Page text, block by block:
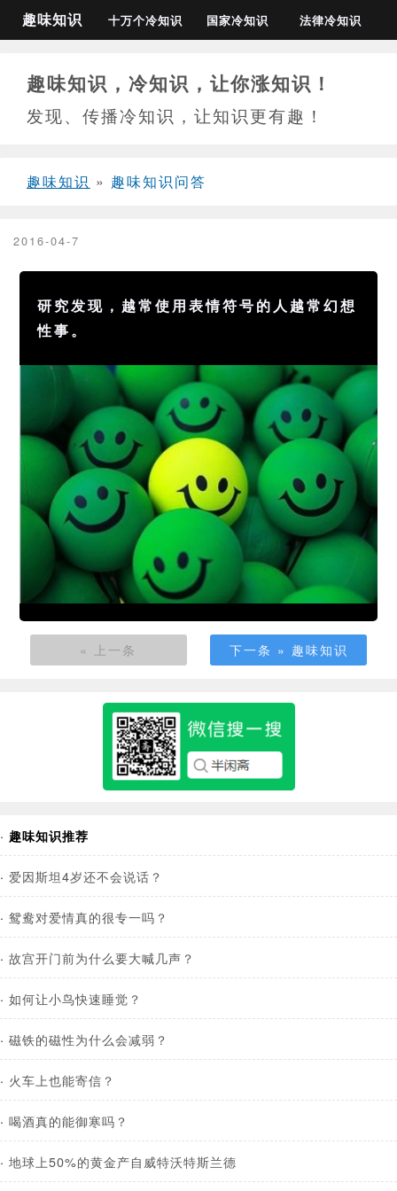
趣味知识 十万个冷知识 国家冷知识 法律冷知识
趣味知识，冷知识，让你涨知识！
发现、传播冷知识，让知识更有趣！
趣味知识 » 趣味知识问答
2016-04-7
研究发现，越常使用表情符号的人越常幻想
性事。
« 上一条 下一条 » 趣味知识
· 趣味知识推荐
· 爱因斯坦4岁还不会说话？
· 鸳鸯对爱情真的很专一吗？
· 故宫开门前为什么要大喊几声？
· 如何让小鸟快速睡觉？
· 磁铁的磁性为什么会减弱？
· 火车上也能寄信？
· 喝酒真的能御寒吗？
· 地球上50%的黄金产自威特沃特斯兰德